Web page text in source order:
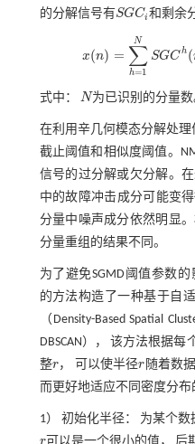
的分解信号有 SGCi
SGCi 和剩余
x(n) = ∑
h=1
N
SGCh (
x(n)=∑h= 1N SGCh(n) g
式中： N
N 为已识别的分量数
在利用辛几何模态分解处理
截止阈值和相似度阈值。
信号的过分解或欠分解。
中的故障冲击成分可能变
分量中噪声成分依然明显
分量重组的结果不同。
为了避免SGMD阈值参数
的方法构造了一种基于自
（Density-Based Spatial
DBSCAN）， 该方法根据每
整r
r ， 可以使半径r
r 随着数
而更好地适应不同密度分布
1） 初始化半径： 为某个
r